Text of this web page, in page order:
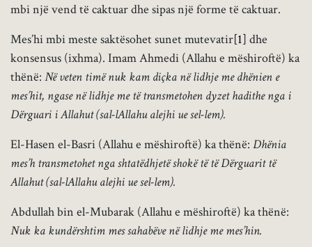
mbi një vend të caktuar dhe sipas një forme të caktuar.
Mes’hi mbi meste saktësohet sunet mutevatir[1] dhe
konsensus (ixhma). Imam Ahmedi (Allahu e mëshiroftë) ka
thënë: Në veten timë nuk kam diçka në lidhje me dhënien e
mes’hit, ngase në lidhje me të transmetohen dyzet hadithe nga i
Dërguari i Allahut (sal-lAllahu alejhi ue sel-lem).
El-Hasen el-Basri (Allahu e mëshiroftë) ka thënë: Dhënia
mes’h transmetohet nga shtatëdhjetë shokë të të Dërguarit të
Allahut (sal-lAllahu alejhi ue sel-lem).
Abdullah bin el-Mubarak (Allahu e mëshiroftë) ka thënë:
Nuk ka kundërshtim mes sahabëve në lidhje me mes’hin.